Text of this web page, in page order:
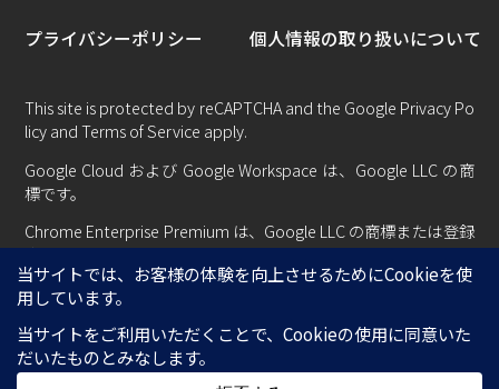
プライバシーポリシー 個人情報の取り扱いについて
This site is protected by reCAPTCHA and the Google Privacy Po
licyandTerms of Service apply.
Google Cloud および Google Workspace は、Google LLC の商
標です。
Chrome Enterprise Premium は、Google LLC の商標または登録
商標です。
Copyright © Centillion System All rights reserved.